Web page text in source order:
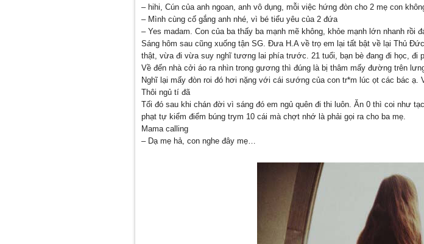
– hihi, Cún của anh ngoan, anh vô dụng, mỗi việc hứng đòn cho 2 mẹ con
– Mình cùng cố gắng anh nhé, vì bé tiểu yêu của 2 đứa
– Yes madam. Con của ba thấy ba mạnh mẽ không, khỏe mạnh lớn nhanh rồi
Sáng hôm sau cũng xuống tận SG. Đưa H.A về trọ em lại tất bật về lại Thủ
thật, vừa đi vừa suy nghĩ tương lai phía trước. 21 tuổi, bạn bè đang đi học,
Về đến nhà cởi áo ra nhìn trong gương thì đúng là bị thâm mấy đường trên
Nghĩ lại mấy đòn roi đó hơi nặng với cái sướng của con tr*m lúc ọt các bác
Thôi ngủ tí đã
Tối đó sau khi chán đời vì sáng đó em ngủ quên đi thi luôn. Ăn 0 thì coi như
phạt tự kiểm điểm búng trym 10 cái mà chợt nhớ là phải gọi ra cho ba mẹ.
Mama calling
– Dạ mẹ hả, con nghe đây mẹ…